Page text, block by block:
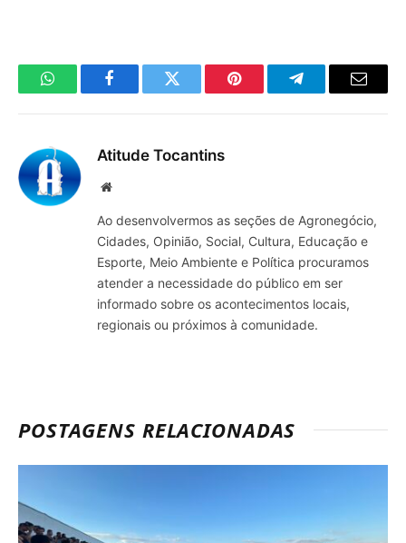
WhatsAppFacebookTwitter Pinterest TelegramaE-
Atitude Tocantins
Site
Ao desenvolvermos as seções de Agronegócio,
Cidades, Opinião, Social, Cultura, Educação e
Esporte, Meio Ambiente e Política procuramos
atender a necessidade do público em ser
informado sobre os acontecimentos locais,
regionais ou próximos à comunidade.
POSTAGENS RELACIONADAS